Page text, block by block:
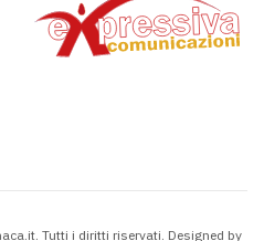
Tutti i diritti riservati. Designed by